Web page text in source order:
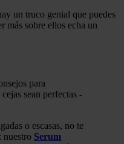
un truco genial que puedes
más sobre ellos echa un
o escasas, no te
nuestro Serum